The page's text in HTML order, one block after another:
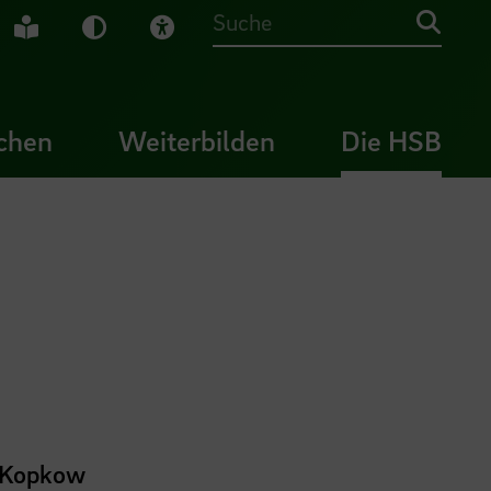
Gebärdensprache
Leichte Sprache
Dunkel-Modus
Visuelle Hilfe
Suche
Weiterbilden Die HSB